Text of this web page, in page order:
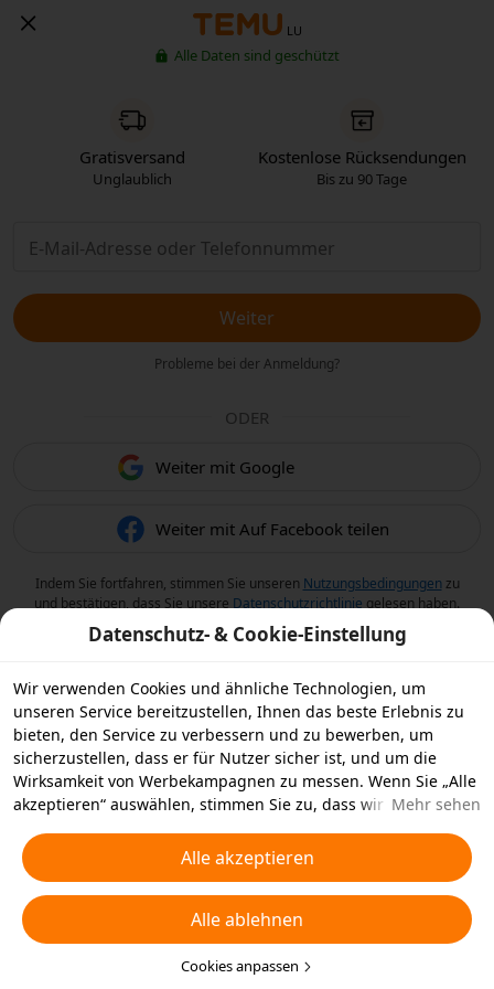
LU
Alle Daten sind geschützt
Gratisversand
Unglaublich
Kostenlose Rücksendungen
Bis zu 90 Tage
Weiter
Probleme bei der Anmeldung?
ODER
Weiter mit Google
Weiter mit Auf Facebook teilen
Indem Sie fortfahren, stimmen Sie unseren Nutzungsbedingungen zu
und bestätigen, dass Sie unsere Datenschutzrichtlinie gelesen haben.
Datenschutz- & Cookie-Einstellung
Wir verwenden Cookies und ähnliche Technologien, um
unseren Service bereitzustellen, Ihnen das beste Erlebnis zu
bieten, den Service zu verbessern und zu bewerben, um
sicherzustellen, dass er für Nutzer sicher ist, und um die
Wirksamkeit von Werbekampagnen zu messen. Wenn Sie „Alle
akzeptieren“ auswählen, stimmen Sie zu, dass wir und die
ähnliche Technologien für Werbezwecke auf Ihrem Gerät
speichern. Alternativ können Sie auch über „Alle ablehnen“
nicht notwendige Cookies ablehnen oder auswählen, welche
Arten von Cookies Sie akzeptieren oder deaktivieren möchten,
indem Sie unten oder jederzeit in Ihren
Datenschutzeinstellungen auf „Cookies anpassen“ klicken.
Mehr sehen
Alle akzeptieren
Alle ablehnen
Cookies anpassen